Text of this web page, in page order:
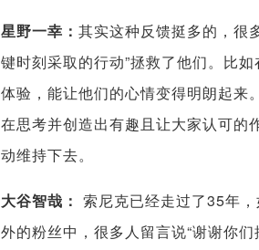
星野一幸： 其实这种反馈挺多的，很
键时刻采取的行动”拯救了他们。比
体验，能让他们的心情变得明朗起来
在思考并创造出有趣且让大家认可的
动维持下去。
大谷智哉： 索尼克已经走过了35年
外的粉丝中，很多人留言说“谢谢你